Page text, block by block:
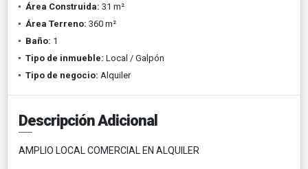
Área Construida: 31 m²
Área Terreno: 360 m²
Baño: 1
Tipo de inmueble: Local / Galpón
Tipo de negocio: Alquiler
Descripción Adicional
AMPLIO LOCAL COMERCIAL EN ALQUILER